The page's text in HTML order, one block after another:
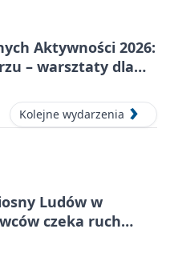
Aktywności 2026:
– warsztaty dla
Kolejne wydarzenia
Ludów w
czeka ruch